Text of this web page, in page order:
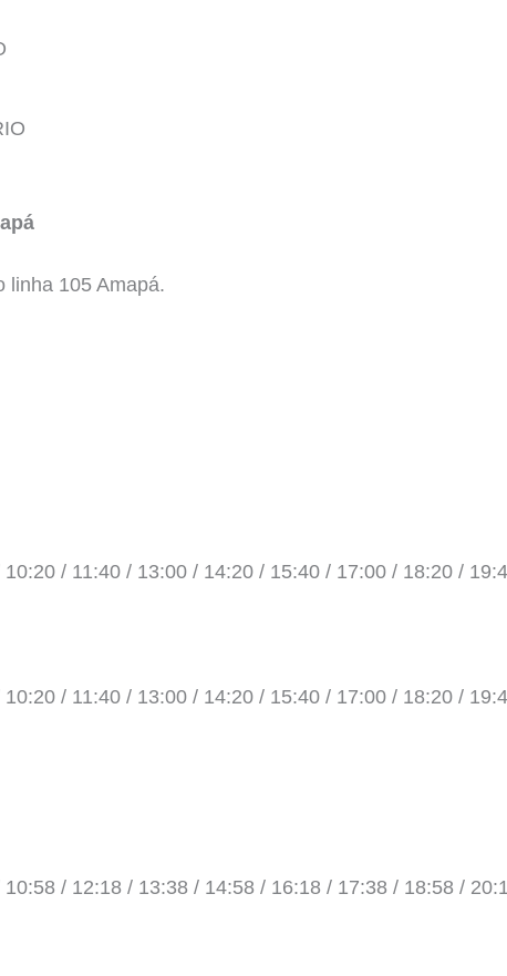
linha 105 Amapá.
/ 11:40 / 13:00 / 14:20 / 15:40 / 17:00 / 18:20 /
/ 11:40 / 13:00 / 14:20 / 15:40 / 17:00 / 18:20 /
/ 12:18 / 13:38 / 14:58 / 16:18 / 17:38 / 18:58 /